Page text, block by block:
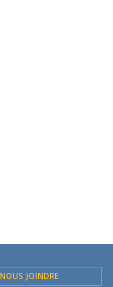
NOUS JOINDRE